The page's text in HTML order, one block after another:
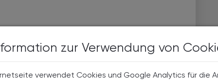
zur Verwendung von
verwendet Cookies und Google Analytics für die